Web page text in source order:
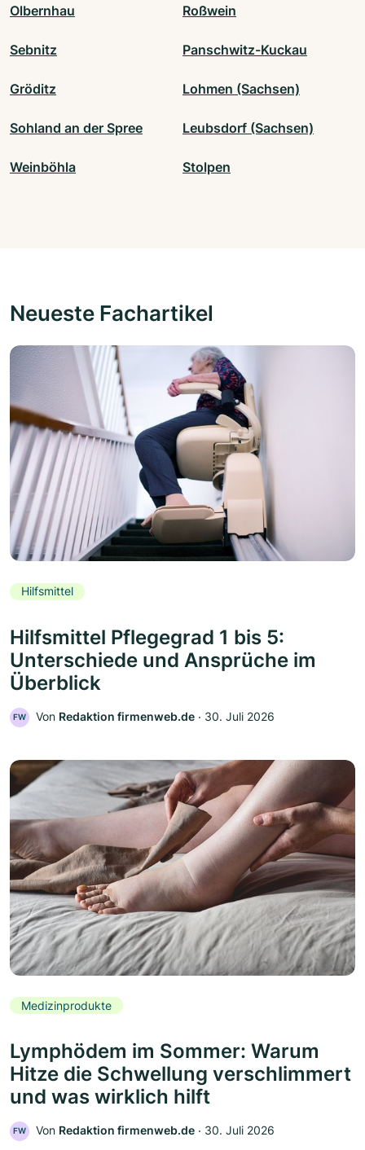
Olbernhau Roßwein
Sebnitz Panschwitz-Kuckau
Gröditz Lohmen (Sachsen)
Sohland an der Spree Leubsdorf (Sachsen)
Weinböhla Stolpen
Neueste Fachartikel
Hilfsmittel
Hilfsmittel Pflegegrad 1 bis 5:
Unterschiede und Ansprüche im
Überblick
FW Von Redaktion firmenweb.de ‧ 30. Juli 2026
Medizinprodukte
Lymphödem im Sommer: Warum
Hitze die Schwellung verschlimmert
und was wirklich hilft
FW Von Redaktion firmenweb.de ‧ 30. Juli 2026